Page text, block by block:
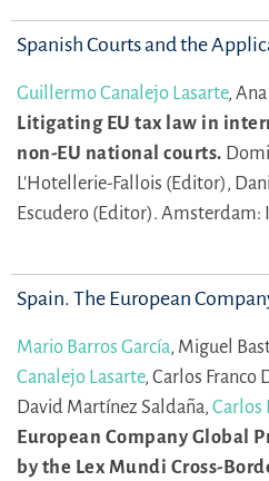
Spanish Courts and the
Guillermo Canalejo Lasarte,
Litigating EU tax law in
non-EU national courts.
L'Hotellerie-Fallois (Editor),
Escudero (Editor). Amsterdam:
Spain. The European
Mario Barros García, Miguel
Canalejo Lasarte, Carlos Franco
David Martínez Saldaña, Carlos
European Company Global
by the Lex Mundi Cross-